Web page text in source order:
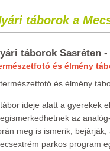
táborok a
táborok Sasréten
és élmény
és élmény
ideje alatt a gyerekek
az
meg is ismerik,
parkos program